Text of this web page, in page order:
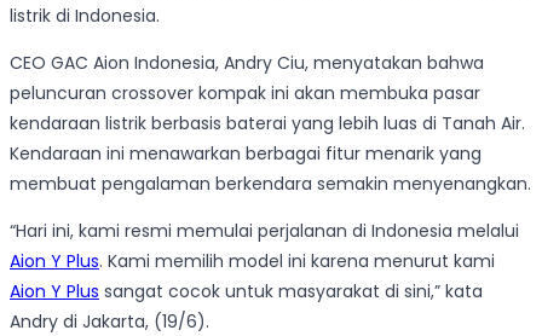
listrik di Indonesia.
CEO GAC Aion Indonesia, Andry Ciu, menyatakan bahwa
peluncuran crossover kompak ini akan membuka pasar
kendaraan listrik berbasis baterai yang lebih luas di Tanah Air.
Kendaraan ini menawarkan berbagai fitur menarik yang
membuat pengalaman berkendara semakin menyenangkan.
“Hari ini, kami resmi memulai perjalanan di Indonesia melalui
Aion Y Plus. Kami memilih model ini karena menurut kami
Aion Y Plus sangat cocok untuk masyarakat di sini,” kata
Andry di Jakarta, (19/6).